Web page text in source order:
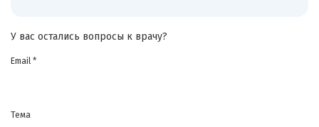
У вас остались вопросы к врачу?
Email *
Тема